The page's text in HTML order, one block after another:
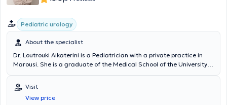
Pediatric urology
About the specialist
Dr. Loutrouki Aikaterini is a Pediatrician with a private practice in
Marousi. She is a graduate of the Medical School of the University
Switzerland. She has gained professional experience working in
hospitals in Germany for the past 18 years. She specialized in
Pediatrics, acquiring extensive experience in neonatology and
Visit
View price